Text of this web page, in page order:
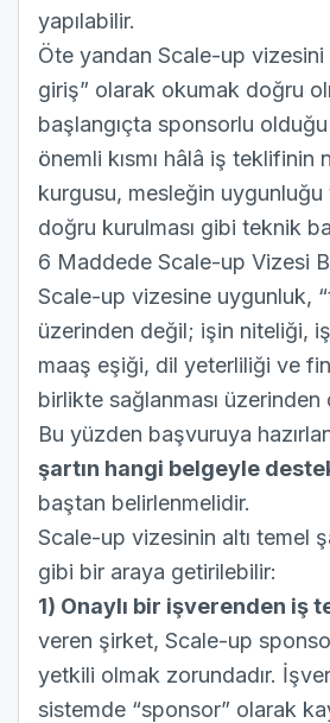
yapılabilir.
Öte yandan Scale-up vizesini
giriş” olarak okumak doğru
başlangıçta sponsorlu
önemli kısmı hâlâ iş teklifinin
kurgusu, mesleğin
doğru kurulması gibi teknik
6 Maddede Scale-up Vizesi
Scale-up vizesine uygunluk,
üzerinden değil; işin niteliği,
maaş eşiği, dil yeterliliği ve
birlikte sağlanması üzerinden
Bu yüzden başvuruya
şartın hangi belgeyle
baştan belirlenmelidir.
Scale-up vizesinin altı temel
gibi bir araya getirilebilir:
1) Onaylı bir işverenden iş
veren şirket, Scale-up
yetkili olmak zorundadır.
sistemde “sponsor” olarak